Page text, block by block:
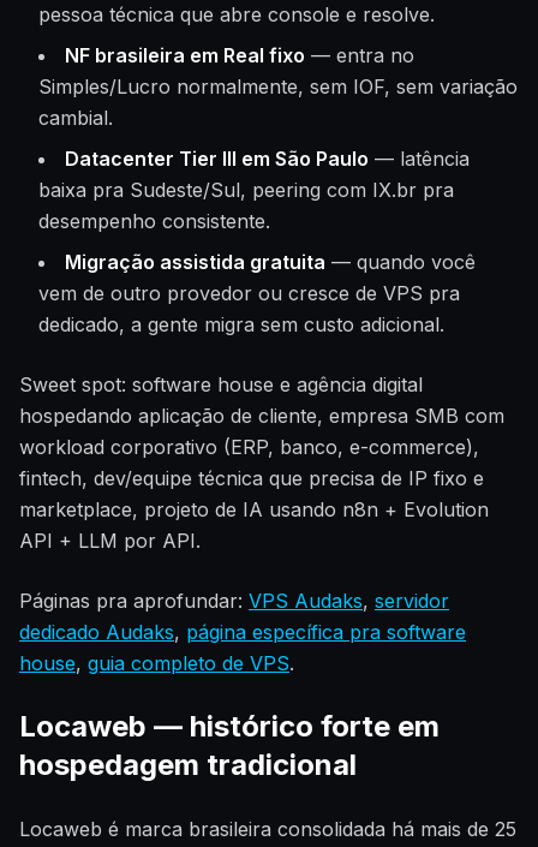
pessoa técnica que abre console e resolve.
NF brasileira em Real fixo — entra no
Simples/Lucro normalmente, sem IOF, sem variação
cambial.
Datacenter Tier III em São Paulo — latência
baixa pra Sudeste/Sul, peering com IX.br pra
desempenho consistente.
Migração assistida gratuita — quando você
vem de outro provedor ou cresce de VPS pra
dedicado, a gente migra sem custo adicional.
Sweet spot: software house e agência digital
hospedando aplicação de cliente, empresa SMB com
workload corporativo (ERP, banco, e-commerce),
fintech, dev/equipe técnica que precisa de IP fixo e
marketplace, projeto de IA usando n8n + Evolution
API + LLM por API.
Páginas pra aprofundar: VPS Audaks, servidor
dedicado Audaks, página específica pra software
house, guia completo de VPS.
Locaweb — histórico forte em
hospedagem tradicional
Locaweb é marca brasileira consolidada há mais de 25